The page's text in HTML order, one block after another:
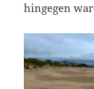
hingegen